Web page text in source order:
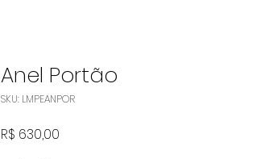
Anel Portão
SKU: LMPEANPOR
R$ 630,00